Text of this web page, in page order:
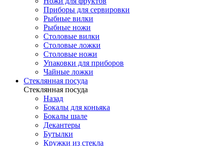
Приборы для сервировки
Рыбные вилки
Рыбные ножи
Столовые вилки
Столовые ложки
Столовые ножи
Упаковки для приборов
Чайные ложки
Стеклянная посуда
Стеклянная посуда
Назад
Бокалы для коньяка
Бокалы шале
Декантеры
Бутылки
Кружки из стекла